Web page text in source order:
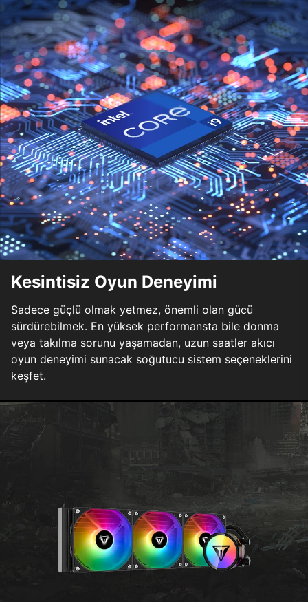
Kesintisiz Oyun Deneyimi
Sadece güçlü olmak yetmez, önemli olan gücü
sürdürebilmek. En yüksek performansta bile donma
veya takılma sorunu yaşamadan, uzun saatler akıcı
oyun deneyimi sunacak soğutucu sistem seçeneklerini
keşfet.